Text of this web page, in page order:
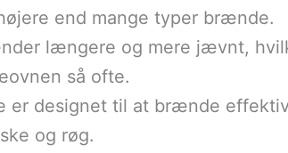
end mange typer brænde.
længere og mere jævnt,
så ofte.
er designet til at brænde
og røg.